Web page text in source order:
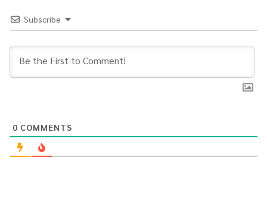
Subscribe
0 COMMENTS